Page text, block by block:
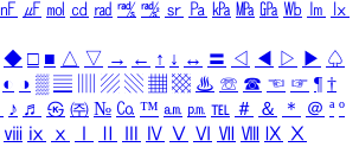
㎋ ㎌ ㏖ ㏅ ㎭ ㎮ ㎯ ㏛ ㎩ ㎪ ㎫ ㎬ ㏝ ㏐
㏓
◆ □ ■ △ ▽ → ← ↑ ↓ ↔ 〓 ◁ ◀ ▷ ▶ ♤
◐ ◑ ▒ ▤ ▨ ▧ ▦ ▩ ♨ ☏ ☎ ☜ ☞ ¶ †
♪ ♬ ㉿ ㈜ № ㏇ ™ ㏂ ㏘ ℡ ＃ ＆ ＊ ＠ ª º
ⅷ ⅸ ⅹ Ⅳ Ⅴ Ⅵ Ⅶ Ⅷ Ⅸ Ⅹ